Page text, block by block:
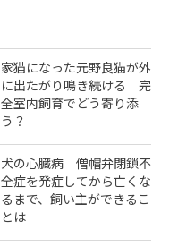
家猫になった元野良猫が外
に出たがり鳴き続ける 完
全室内飼育でどう寄り添
う？
犬の心臓病 僧帽弁閉鎖不
全症を発症してから亡くな
るまで、飼い主ができるこ
とは